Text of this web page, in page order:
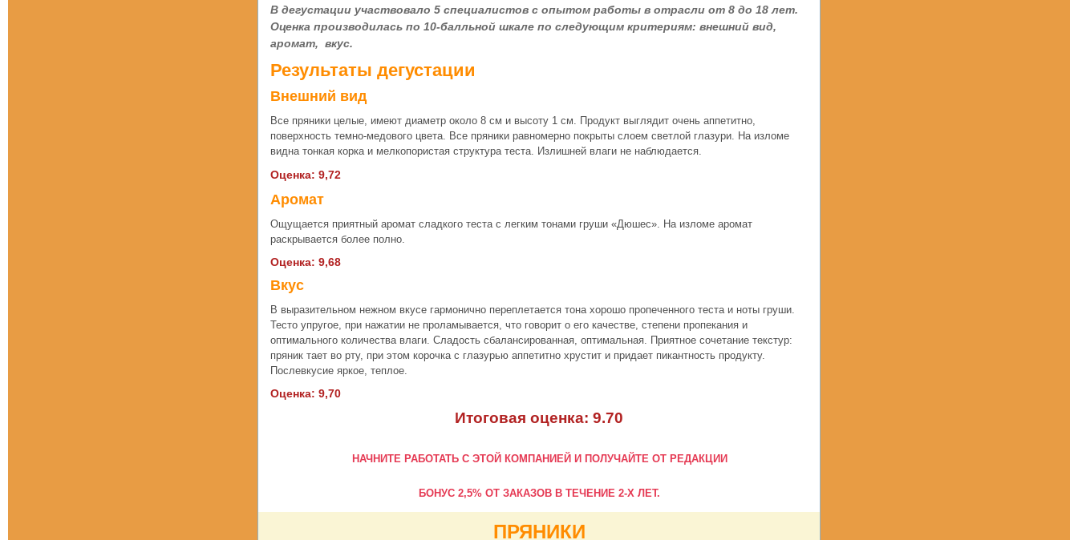
В дегустации участвовало 5 специалистов с опытом работы в отрасли от 8 до 18 лет.
Оценка производилась по 10-балльной шкале по следующим критериям: внешний вид,
аромат, вкус.
Результаты дегустации
Внешний вид
Все пряники целые, имеют диаметр около 8 см и высоту 1 см. Продукт выглядит очень аппетитно,
поверхность темно-медового цвета. Все пряники равномерно покрыты слоем светлой глазури. На изломе
видна тонкая корка и мелкопористая структура теста. Излишней влаги не наблюдается.
Оценка: 9,72
Аромат
Ощущается приятный аромат сладкого теста с легким тонами груши «Дюшес». На изломе аромат
раскрывается более полно.
Оценка: 9,68
Вкус
В выразительном нежном вкусе гармонично переплетается тона хорошо пропеченного теста и ноты груши.
Тесто упругое, при нажатии не проламывается, что говорит о его качестве, степени пропекания и
оптимального количества влаги. Сладость сбалансированная, оптимальная. Приятное сочетание текстур:
пряник тает во рту, при этом корочка с глазурью аппетитно хрустит и придает пикантность продукту.
Послевкусие яркое, теплое.
Оценка: 9,70
Итоговая оценка: 9.70
НАЧНИТЕ РАБОТАТЬ С ЭТОЙ КОМПАНИЕЙ И ПОЛУЧАЙТЕ ОТ РЕДАКЦИИ
БОНУС 2,5% ОТ ЗАКАЗОВ В ТЕЧЕНИЕ 2-Х ЛЕТ.
ПРЯНИКИ